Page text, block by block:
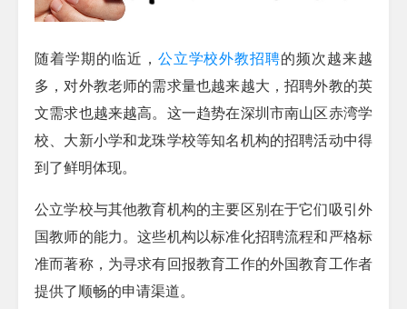
随着学期的临近， 公立学校外教招聘的频次越来越
多，对外教老师的需求量也越来越大，招聘外教的英
文需求也越来越高。这一趋势在深圳市南山区赤湾学
校、大新小学和龙珠学校等知名机构的招聘活动中得
到了鲜明体现。
公立学校与其他教育机构的主要区别在于它们吸引外
国教师的能力。这些机构以标准化招聘流程和严格标
准而著称，为寻求有回报教育工作的外国教育工作者
提供了顺畅的申请渠道。